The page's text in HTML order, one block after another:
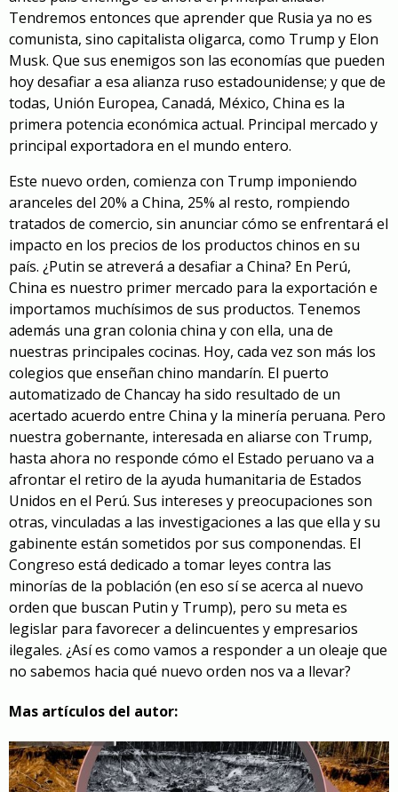
Tendremos entonces que aprender que Rusia ya no es
comunista, sino capitalista oligarca, como Trump y Elon
Musk. Que sus enemigos son las economías que pueden
hoy desafiar a esa alianza ruso estadounidense; y que de
todas, Unión Europea, Canadá, México, China es la
primera potencia económica actual. Principal mercado y
principal exportadora en el mundo entero.
Este nuevo orden, comienza con Trump imponiendo
aranceles del 20% a China, 25% al resto, rompiendo
tratados de comercio, sin anunciar cómo se enfrentará el
impacto en los precios de los productos chinos en su
país. ¿Putin se atreverá a desafiar a China? En Perú,
China es nuestro primer mercado para la exportación e
importamos muchísimos de sus productos. Tenemos
además una gran colonia china y con ella, una de
nuestras principales cocinas. Hoy, cada vez son más los
colegios que enseñan chino mandarín. El puerto
automatizado de Chancay ha sido resultado de un
acertado acuerdo entre China y la minería peruana. Pero
nuestra gobernante, interesada en aliarse con Trump,
hasta ahora no responde cómo el Estado peruano va a
afrontar el retiro de la ayuda humanitaria de Estados
Unidos en el Perú. Sus intereses y preocupaciones son
otras, vinculadas a las investigaciones a las que ella y su
gabinente están sometidos por sus componendas. El
Congreso está dedicado a tomar leyes contra las
minorías de la población (en eso sí se acerca al nuevo
orden que buscan Putin y Trump), pero su meta es
legislar para favorecer a delincuentes y empresarios
ilegales. ¿Así es como vamos a responder a un oleaje que
no sabemos hacia qué nuevo orden nos va a llevar?
Mas artículos del autor: